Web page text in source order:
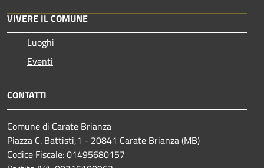
VIVERE IL COMUNE
Luoghi
Eventi
CONTATTI
Comune di Carate Brianza
Piazza C. Battisti,1 - 20841 Carate Brianza (MB)
Codice Fiscale: 01495680157